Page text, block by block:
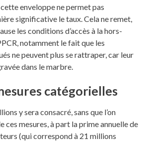
enveloppe ne permet pas
significative le taux. Cela ne remet,
les conditions d’accès à la hors-
notamment le fait que les
ne peuvent plus se rattraper, car leur
dans le marbre.
catégorielles
y sera consacré, sans que l’on
ces mesures, à part la prime annuelle de
(qui correspond à 21 millions